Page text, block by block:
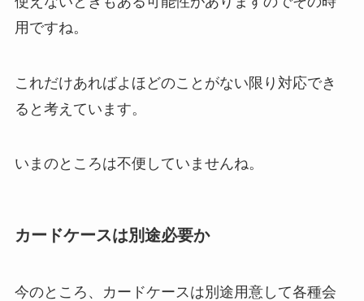
用ですね。
これだけあればよほどのことがない限り対応でき
ると考えています。
いまのところは不便していませんね。
カードケースは別途必要か
今のところ、カードケースは別途用意して各種会